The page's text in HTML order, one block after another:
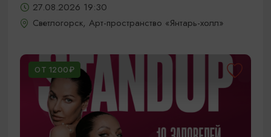
27.08.2026 19:30
Светлогорск, Арт-пространство «Янтарь-холл»
ОТ 1200₽